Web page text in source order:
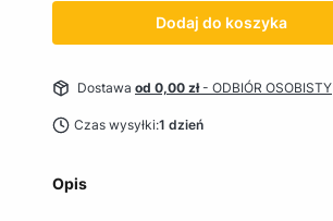
Dodaj do koszyka
Dostawa od 0,00 zł- ODBIÓR OSOBISTY
Czas wysyłki:1 dzień
Opis